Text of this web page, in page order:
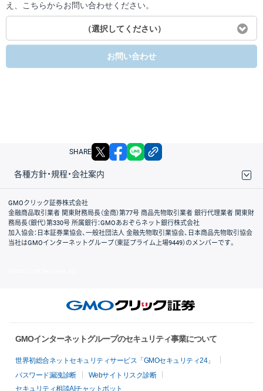
え、こちらからお問い合わせください。
（選択してください）
お問い合わせ
SHARE X facebook
各種方針・規程・会社案内
取引規程・約款
サイトマップ
その他のご案内
個人情報保護方針
最良執行方針
サイトのご利用について
ディスクレイマー
信託保全
リスク説明
会社案内
GMOクリック証券株式会社
金融商品取引業者 関東財務局長（金商）第77号 商品先物取引業者 銀行代理業者 関東財
務局長（銀代）第330号 所属銀行：GMOあおぞらネット銀行株式会社
加入協会：日本証券業協会、一般社団法人 金融先物取引業協会、日本商品先物取引協会
当社はGMOインターネットグループ（東証プライム上場9449）のメンバーです。
GMOインターネットグループのセキュリティ事業について
世界初総合ネットセキュリティサービス「GMOセキュリティ24」
パスワード漏洩診断
Webサイトリスク診断
セキュリティ相談AIチャットボット